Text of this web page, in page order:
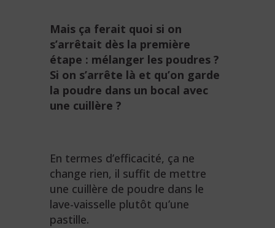
Mais ça ferait quoi si on
s’arrêtait dès la première
étape : mélanger les poudres ?
Si on s’arrête là et qu’on garde
la poudre dans un bocal avec
une cuillère ?
En termes d’efficacité, ça ne
change rien, il suffit de mettre
une cuillère de poudre dans le
lave-vaisselle plutôt qu’une
pastille.